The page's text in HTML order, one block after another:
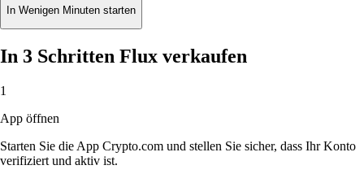
In Wenigen Minuten starten
In 3 Schritten Flux verkaufen
1
App öffnen
Starten Sie die App Crypto.com und stellen Sie sicher, dass Ihr Konto
verifiziert und aktiv ist.